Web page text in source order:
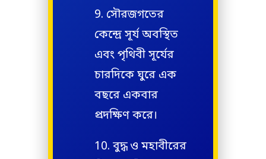
সৌরজগতের
কেন্দ্রে সূর্য অবস্থিত
এবং পৃথিবী সূর্যের
চারদিকে ঘুরে এক
বছরে একবার
প্রদক্ষিণ করে।
বুদ্ধ ও মহাবীরের